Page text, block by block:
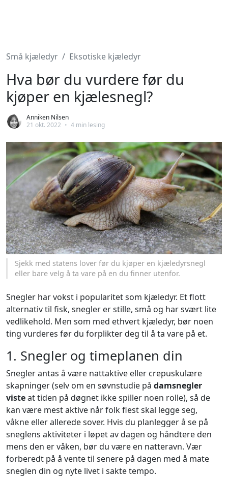
Små kjæledyr Eksotiske kjæledyr
Hva bør du vurdere før du
kjøper en kjælesnegl?
Anniken Nilsen
21 okt. 2022 • 4 min lesing
Sjekk med statens lover før du kjøper en kjæledyrsnegl
eller bare velg å ta vare på en du finner utenfor.
Snegler har vokst i popularitet som kjæledyr. Et flott
alternativ til fisk, snegler er stille, små og har svært lite
vedlikehold. Men som med ethvert kjæledyr, bør noen
ting vurderes før du forplikter deg til å ta vare på et.
1. Snegler og timeplanen din
Snegler antas å være nattaktive eller crepuskulære
skapninger (selv om en søvnstudie på damsnegler
visteat tiden på døgnet ikke spiller noen rolle), så de
kan være mest aktive når folk flest skal legge seg,
våkne eller allerede sover. Hvis du planlegger å se på
sneglens aktiviteter i løpet av dagen og håndtere den
mens den er våken, bør du være en natteravn. Vær
forberedt på å vente til senere på dagen med å mate
sneglen din og nyte livet i sakte tempo.